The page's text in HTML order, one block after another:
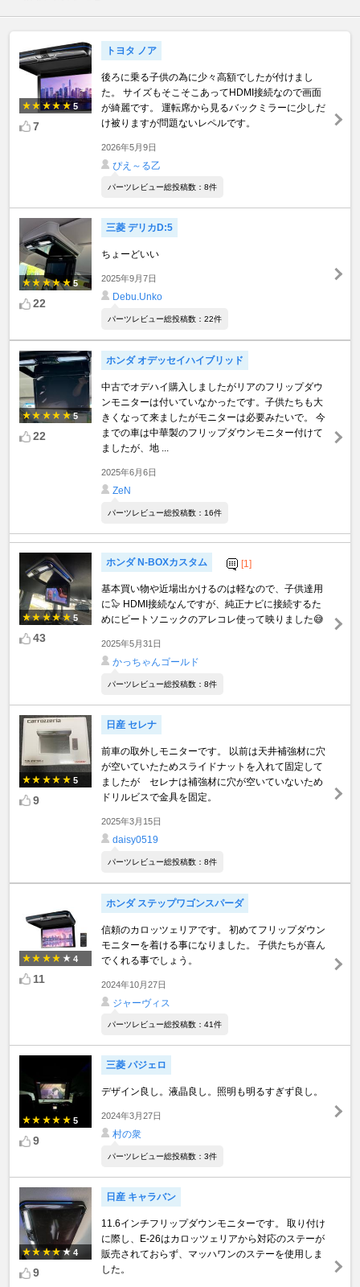
5
7
トヨタ ノア
後ろに乗る子供の為に少々高額でしたが付けまし
た。 サイズもそこそこあってHDMI接続なので画面
が綺麗です。 運転席から見るバックミラーに少しだ
け被りますが問題ないレペルです。
2026年5月9日
ぴえ～る乙
パーツレビュー総投稿数：8件
5
22
三菱 デリカD:5
ちょーどいい
2025年9月7日
Debu.Unko
パーツレビュー総投稿数：22件
5
22
ホンダ オデッセイハイブリッド
中古でオデハイ購入しましたがリアのフリップダウ
ンモニターは付いていなかったです。子供たちも大
きくなって来ましたがモニターは必要みたいで。 今
までの車は中華製のフリップダウンモニター付けて
ましたが、地 ...
2025年6月6日
ZeN
パーツレビュー総投稿数：16件
5
43
ホンダ N-BOXカスタム [1]
基本買い物や近場出かけるのは軽なので、子供達用
に🦭 HDMI接続なんですが、純正ナビに接続するた
めにビートソニックのアレコレ使って映りました😅
2025年5月31日
かっちゃんゴールド
パーツレビュー総投稿数：8件
5
9
日産 セレナ
前車の取外しモニターです。 以前は天井補強材に穴
が空いていたためスライドナットを入れて固定して
ましたが セレナは補強材に穴が空いていないため
ドリルビスで金具を固定。
2025年3月15日
daisy0519
パーツレビュー総投稿数：8件
4
11
ホンダ ステップワゴンスパーダ
信頼のカロッツェリアです。 初めてフリップダウン
モニターを着ける事になりました。 子供たちが喜ん
でくれる事でしょう。
2024年10月27日
ジャーヴィス
パーツレビュー総投稿数：41件
5
9
三菱 パジェロ
デザイン良し。液晶良し。照明も明るすぎず良し。
2024年3月27日
村の衆
パーツレビュー総投稿数：3件
4
9
日産 キャラバン
11.6インチフリップダウンモニターです。 取り付け
に際し、E-26はカロッツェリアから対応のステーが
販売されておらず、マッハワンのステーを使用しま
した。